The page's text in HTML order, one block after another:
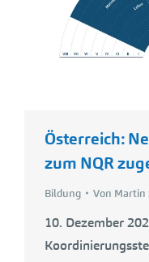
Österreich:
zum NQR
Bildung Von Martin
10. Dezember